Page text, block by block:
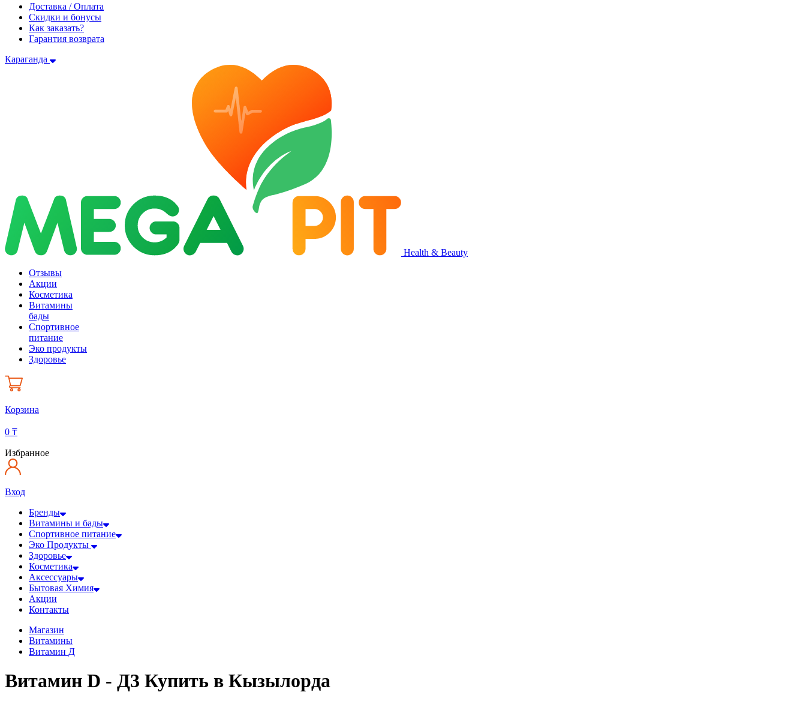
Доставка / Оплата
Скидки и бонусы
Как заказать?
Гарантия возврата
Караганда
Health & Beauty
Отзывы
Акции
Косметика
Витамины
бады
Спортивное
питание
Эко продукты
Здоровье
Корзина
0 ₸
Избранное
Вход
Бренды
Витамины и бады
Спортивное питание
Эко Продукты
Здоровье
Косметика
Аксессуары
Бытовая Химия
Акции
Контакты
Магазин
Витамины
Витамин Д
Витамин D - Д3 Купить в Кызылорда